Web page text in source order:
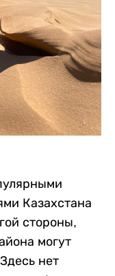
Казахстана
стороны,
могут
нет